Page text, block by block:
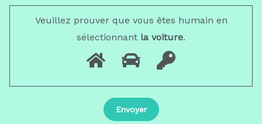
Veuillez prouver que vous êtes humain en
sélectionnant la voiture.